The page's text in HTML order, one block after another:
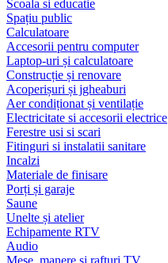
Scoala si educatie
Spațiu public
Calculatoare
Accesorii pentru computer
Laptop-uri și calculatoare
Construcție și renovare
Acoperișuri și jgheaburi
Aer condiționat și ventilație
Electricitate si accesorii electrice
Ferestre usi si scari
Fitinguri si instalatii sanitare
Incalzi
Materiale de finisare
Porți și garaje
Saune
Unelte și atelier
Echipamente RTV
Audio
Mese, manere si rafturi TV